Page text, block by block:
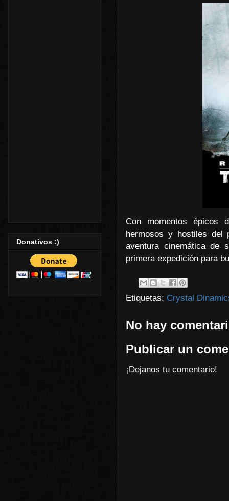
Con momentos épicos
hermosos y hostiles del
aventura cinemática de
primera expedición para
Etiquetas: Crystal
No hay
Publicar un
¡Dejanos tu comentario!
Donativos :)